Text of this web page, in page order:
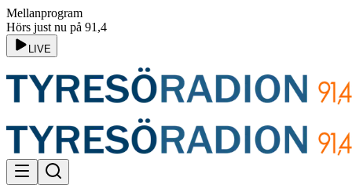
Mellanprogram
Hörs just nu på 91,4
LIVE